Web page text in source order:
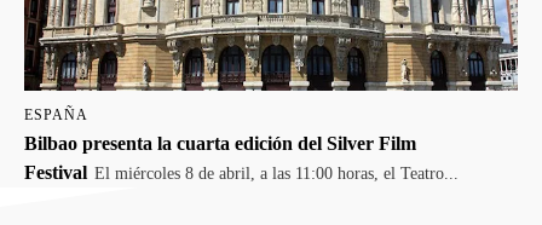
ESPAÑA
Bilbao presenta la cuarta edición del Silver Film
Festival El miércoles 8 de abril, a las 11:00 horas, el Teatro...